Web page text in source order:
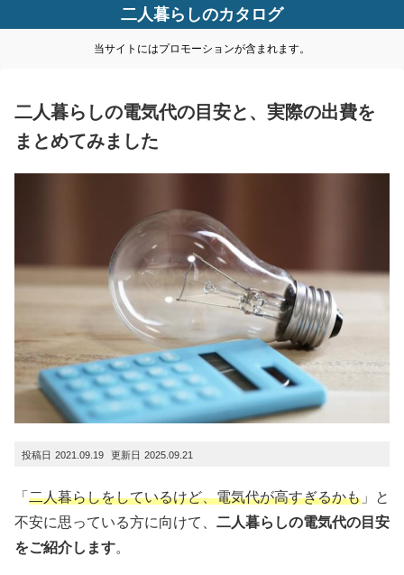
二人暮らしのカタログ
当サイトにはプロモーションが含まれます。
二人暮らしの電気代の目安と、実際の出費を
まとめてみました
2021.09.19 2025.09.21
「 二人暮らしをしているけど、電気代が高すぎるかも 」と
不安に思っている方に向けて、 二人暮らしの電気代の目安
をご紹介します。